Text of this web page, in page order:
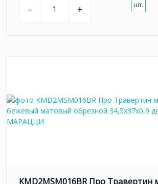
– + шт.
KMD2MSM016BR Про Травертин